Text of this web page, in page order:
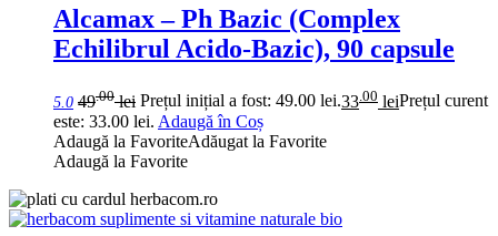
Alcamax – Ph Bazic (Complex
Echilibrul Acido-Bazic), 90 capsule
5.0 49.00 lei Prețul inițial a fost: 49.00 lei.33 .00 leiPrețul curent
este: 33.00 lei. Adaugă în Coș
Adaugă la FavoriteAdăugat la Favorite
Adaugă la Favorite